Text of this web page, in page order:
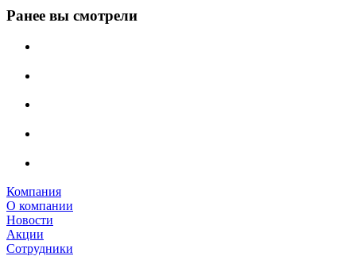
Ранее вы смотрели
Компания
О компании
Новости
Акции
Сотрудники